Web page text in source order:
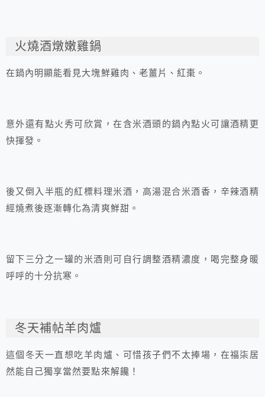
火燒酒燉嫩雞鍋
在鍋內明顯能看見大塊鮮雞肉、老薑片、紅棗。
意外還有點火秀可欣賞，在含米酒頭的鍋內點火可讓酒精更
快揮發。
後又倒入半瓶的紅標料理米酒，高湯混合米酒香，辛辣酒精
經燒煮後逐漸轉化為清爽鮮甜。
留下三分之一罐的米酒則可自行調整酒精濃度，喝完整身暖
呼呼的十分抗寒。
冬天補帖羊肉爐
這個冬天一直想吃羊肉爐、可惜孩子們不太捧場，在福柒居
然能自己獨享當然要點來解饞！